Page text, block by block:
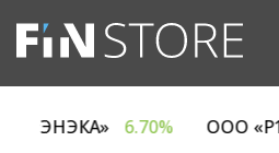
«ЭНЭКА» 6.70% ООО